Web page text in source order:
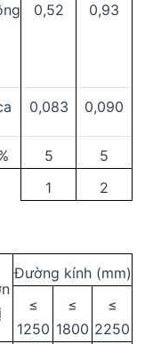
0,52 0,93
0,083 0,090
5
5
1
2
Đường kính (mm)
≤
1250
≤
1800
≤
2250